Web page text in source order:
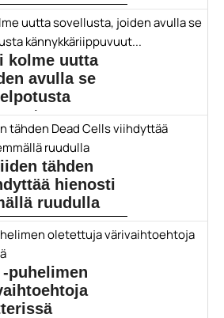
innostumaan VR-
kolme uutta
avulla se
varsin laajamittainen
tähden
hienosti
ruudulla
iOSille, Xbox
puhelimen